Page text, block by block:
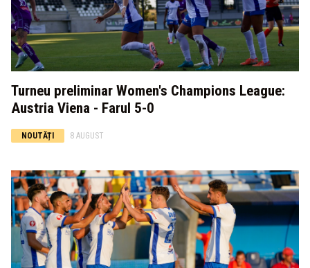
Turneu preliminar Women's Champions League:
Austria Viena - Farul 5-0
NOUTĂȚI 8 AUGUST